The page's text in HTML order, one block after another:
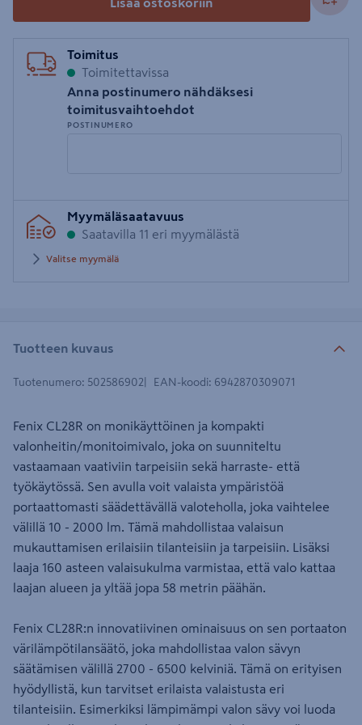
Toimitus
Toimitettavissa
Anna postinumero nähdäksesi
toimitusvaihtoehdot
POSTINUMERO
postinumero
Myymäläsaatavuus
Saatavilla 11 eri myymälästä
Valitse myymälä
Tuotteen kuvaus
Tuotenumero: 502586902 EAN-koodi: 6942870309071
Fenix CL28R on monikäyttöinen ja kompakti
valonheitin/monitoimivalo, joka on suunniteltu
vastaamaan vaativiin tarpeisiin sekä harraste- että
työkäytössä. Sen avulla voit valaista ympäristöä
portaattomasti säädettävällä valoteholla, joka vaihtelee
välillä 10 - 2000 lm. Tämä mahdollistaa valaisun
mukauttamisen erilaisiin tilanteisiin ja tarpeisiin. Lisäksi
laaja 160 asteen valaisukulma varmistaa, että valo kattaa
laajan alueen ja yltää jopa 58 metrin päähän.
Fenix CL28R:n innovatiivinen ominaisuus on sen portaaton
värilämpötilansäätö, joka mahdollistaa valon sävyn
säätämisen välillä 2700 - 6500 kelviniä. Tämä on erityisen
hyödyllistä, kun tarvitset erilaista valaistusta eri
tilanteisiin. Esimerkiksi lämpimämpi valon sävy voi luoda